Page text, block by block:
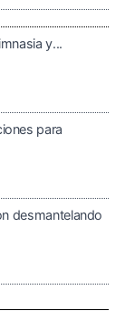
y...
para
desmantelando